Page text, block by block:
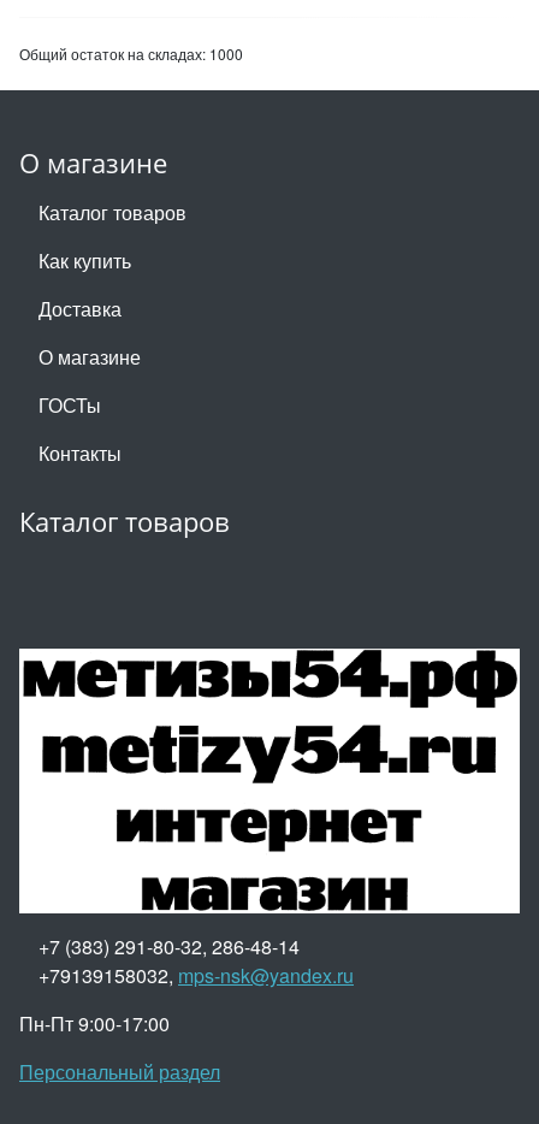
Общий остаток на складах: 1000
О магазине
Каталог товаров
Как купить
Доставка
О магазине
ГОСТы
Контакты
Каталог товаров
+7 (383) 291-80-32, 286-48-14
+79139158032, mps-nsk@yandex.ru
Пн-Пт 9:00-17:00
Персональный раздел